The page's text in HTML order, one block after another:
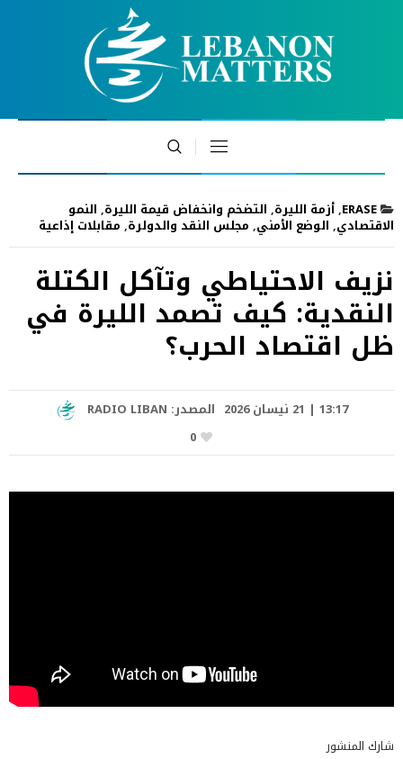
ERASE
,أزمة الليرة, التضخم وانخفاض قيمة الليرة, النمو
الاقتصادي, الوضع الأمني, مجلس النقد والدولرة, مقابلات إذاعية
نزيف الاحتياطي وتآكل الكتلة
النقدية: كيف تصمد الليرة في
ظل اقتصاد الحرب؟
13:17 | 21 نيسان 2026 المصدر: RADIO LIBAN
0
شارك المنشور